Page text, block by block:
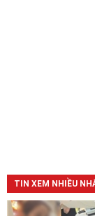
TIN XEM NHIỀU